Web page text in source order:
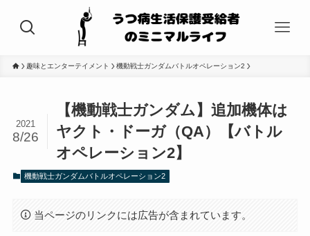
趣味とエンターテイメント 機動戦士ガンダムバトルオペレーション2
【機動戦士ガンダム】追加機体は
ヤクト・ドーガ（QA）【バトル
オペレーション2】
2021
8/26
機動戦士ガンダムバトルオペレーション2
当ページのリンクには広告が含まれています。